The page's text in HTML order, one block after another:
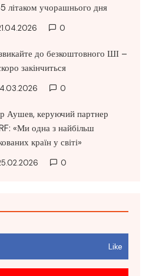
літаком учорашнього дня
0
до безкоштовного ШІ –
закінчиться
0
Аушев, керуючий партнер
«Ми одна з найбільш
країн у світі»
0
Like